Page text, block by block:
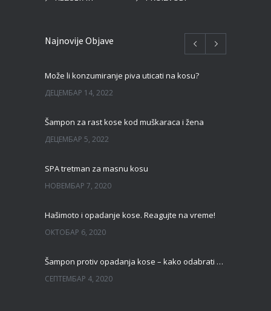
Najnovije Objave
Može li konzumiranje piva uticati na kosu?
ДЕЦЕМБАР 14, 2022
Šampon za rast kose kod muškaraca i žena
ДЕЦЕМБАР 5, 2022
SPA tretman za masnu kosu
НОВЕМБАР 7, 2020
Hašimoto i opadanje kose. Reagujte na vreme!
ОКТОБАР 6, 2020
Šampon protiv opadanja kose – kako odabrati pravi?
СЕПТЕМБАР 4, 2020